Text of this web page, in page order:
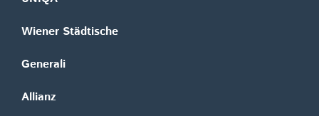
Wiener Städtische
Generali
Allianz